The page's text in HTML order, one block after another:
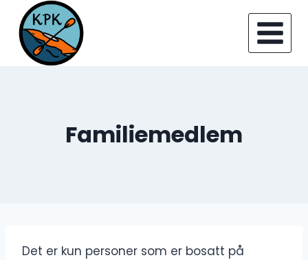
content
Familiemedlem
Det er kun personer som er bosatt på